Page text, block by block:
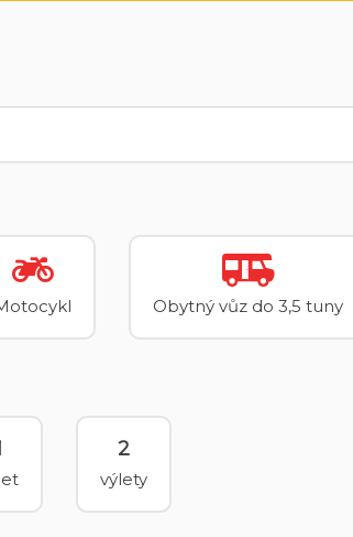
Obytný vůz do 3,5 tuny
2
výlety